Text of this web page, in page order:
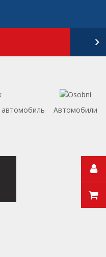
автомобиль Aвтомобили
на список